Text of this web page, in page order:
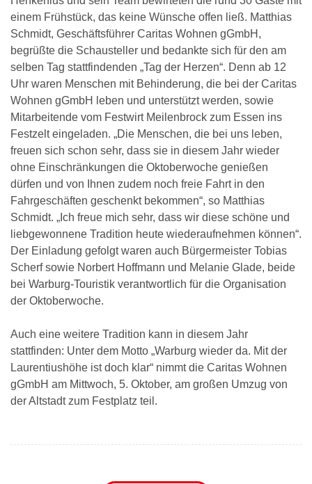
einem Frühstück, das keine Wünsche offen ließ. Matthias
Schmidt, Geschäftsführer Caritas Wohnen gGmbH,
begrüßte die Schausteller und bedankte sich für den am
selben Tag stattfindenden „Tag der Herzen“. Denn ab 12
Uhr waren Menschen mit Behinderung, die bei der Caritas
Wohnen gGmbH leben und unterstützt werden, sowie
Mitarbeitende vom Festwirt Meilenbrock zum Essen ins
Festzelt eingeladen. „Die Menschen, die bei uns leben,
freuen sich schon sehr, dass sie in diesem Jahr wieder
ohne Einschränkungen die Oktoberwoche genießen
dürfen und von Ihnen zudem noch freie Fahrt in den
Fahrgeschäften geschenkt bekommen“, so Matthias
Schmidt. „Ich freue mich sehr, dass wir diese schöne und
liebgewonnene Tradition heute wiederaufnehmen können“.
Der Einladung gefolgt waren auch Bürgermeister Tobias
Scherf sowie Norbert Hoffmann und Melanie Glade, beide
bei Warburg-Touristik verantwortlich für die Organisation
der Oktoberwoche.
Auch eine weitere Tradition kann in diesem Jahr
stattfinden: Unter dem Motto „Warburg wieder da. Mit der
Laurentiushöhe ist doch klar“ nimmt die Caritas Wohnen
gGmbH am Mittwoch, 5. Oktober, am großen Umzug von
der Altstadt zum Festplatz teil.